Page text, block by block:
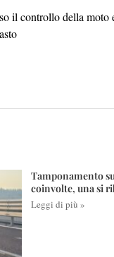
il controllo della moto
Tamponamento
coinvolte, una si
Leggi di più »